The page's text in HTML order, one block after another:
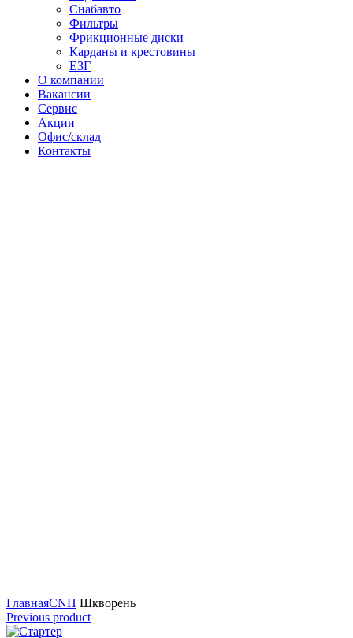
Снабавто
Фильтры
Фрикционные диски
Карданы и крестовины
ЕЗГ
О компании
Вакансии
Сервис
Акции
Офис/склад
Контакты
ГлавнаяCNH Шкворень
Previous product